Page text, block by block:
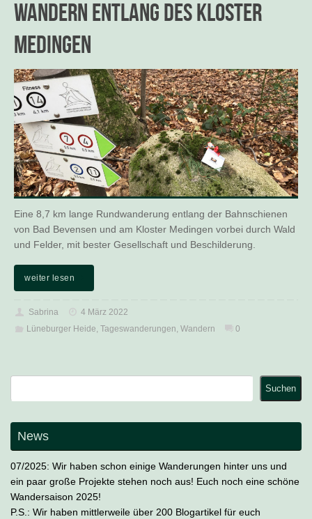
Wandern entlang des Kloster
Medingen
Eine 8,7 km lange Rundwanderung entlang der Bahnschienen
von Bad Bevensen und am Kloster Medingen vorbei durch Wald
und Felder, mit bester Gesellschaft und Beschilderung.
weiter lesen
Sabrina
4 März 2022
Lüneburger Heide Tageswanderungen Wandern 0
Suchen
News
07/2025: Wir haben schon einige Wanderungen hinter uns und
ein paar große Projekte stehen noch aus! Euch noch eine schöne
Wandersaison 2025!
P.S.: Wir haben mittlerweile über 200 Blogartikel für euch